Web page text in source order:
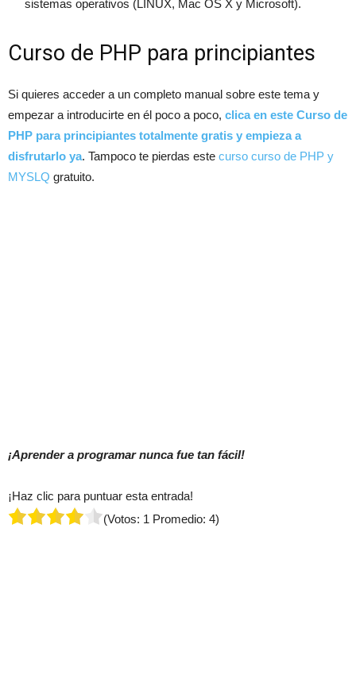
sistemas operativos (LINUX, Mac OS X y Microsoft).
Curso de PHP para principiantes
Si quieres acceder a un completo manual sobre este tema y
empezar a introducirte en él poco a poco, clica en este Curso de
PHP para principiantes totalmente gratis y empieza a
disfrutarlo ya. Tampoco te pierdas este curso curso de PHP y
MYSLQ gratuito.
¡Aprender a programar nunca fue tan fácil!
¡Haz clic para puntuar esta entrada!
(Votos: 1 Promedio: 4)